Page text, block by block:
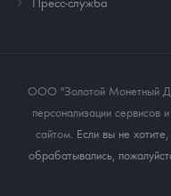
ООО "Золотой Монетный
персонализации сервисов
сайтом. Если вы не
обрабатывались,